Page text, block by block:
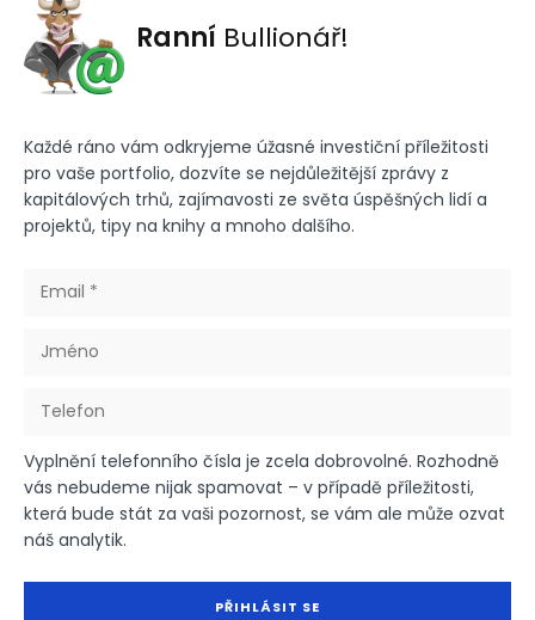
Ranní Bullionář!
Každé ráno vám odkryjeme úžasné investiční příležitosti
pro vaše portfolio, dozvíte se nejdůležitější zprávy z
kapitálových trhů, zajímavosti ze světa úspěšných lidí a
projektů, tipy na knihy a mnoho dalšího.
Vyplnění telefonního čísla je zcela dobrovolné. Rozhodně
vás nebudeme nijak spamovat – v případě příležitosti,
která bude stát za vaši pozornost, se vám ale může ozvat
náš analytik.